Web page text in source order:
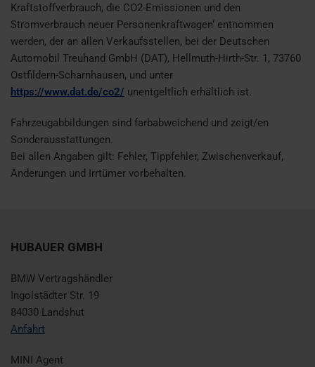
Kraftstoffverbrauch, die CO2-Emissionen und den
Stromverbrauch neuer Personenkraftwagen‘ entnommen
werden, der an allen Verkaufsstellen, bei der Deutschen
Automobil Treuhand GmbH (DAT), Hellmuth-Hirth-Str. 1, 73760
Ostfildern-Scharnhausen, und unter
https://www.dat.de/co2/ unentgeltlich erhältlich ist.
Fahrzeugabbildungen sind farbabweichend und zeigt/en
Sonderausstattungen.
Bei allen Angaben gilt: Fehler, Tippfehler, Zwischenverkauf,
Änderungen und Irrtümer vorbehalten.
HUBAUER GMBH
BMW Vertragshändler
Ingolstädter Str. 19
84030 Landshut
Anfahrt
MINI Agent